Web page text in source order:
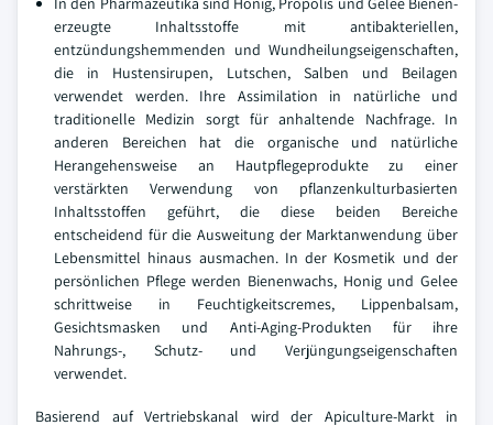
erzeugte Inhaltsstoffe mit antibakteriellen,
entzündungshemmenden und Wundheilungseigenschaften,
die in Hustensirupen, Lutschen, Salben und Beilagen
verwendet werden. Ihre Assimilation in natürliche und
traditionelle Medizin sorgt für anhaltende Nachfrage. In
anderen Bereichen hat die organische und natürliche
Herangehensweise an Hautpflegeprodukte zu einer
verstärkten Verwendung von pflanzenkulturbasierten
Inhaltsstoffen geführt, die diese beiden Bereiche
entscheidend für die Ausweitung der Marktanwendung über
Lebensmittel hinaus ausmachen. In der Kosmetik und der
persönlichen Pflege werden Bienenwachs, Honig und Gelee
schrittweise in Feuchtigkeitscremes, Lippenbalsam,
Gesichtsmasken und Anti-Aging-Produkten für ihre
Nahrungs-, Schutz- und Verjüngungseigenschaften
verwendet.
Basierend auf Vertriebskanal wird der Apiculture-Markt in